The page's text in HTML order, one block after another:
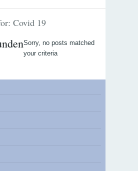
Covid 19
Sorry, no posts matched
your criteria